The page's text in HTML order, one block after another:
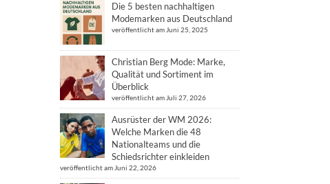
Die 5 besten nachhaltigen
Modemarken aus Deutschland
veröffentlicht am Juni 25, 2025
Christian Berg Mode: Marke,
Qualität und Sortiment im
Überblick
veröffentlicht am Juli 27, 2026
Ausrüster der WM 2026:
Welche Marken die 48
Nationalteams und die
Schiedsrichter einkleiden
veröffentlicht am Juni 22, 2026